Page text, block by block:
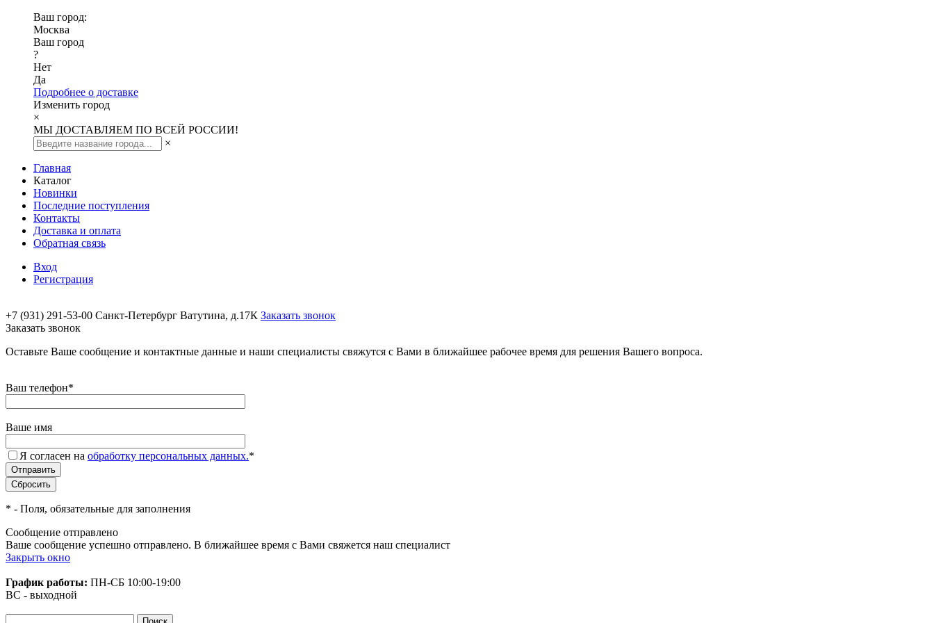
Ваш город:
Москва
Ваш город
?
Нет
Да
Подробнее о доставке
Изменить город
×
МЫ ДОСТАВЛЯЕМ ПО ВСЕЙ РОССИИ!
×
Главная
Каталог
Новинки
Последние поступления
Контакты
Доставка и оплата
Обратная связь
Вход
Регистрация
+7 (931) 291-53-00 Санкт-Петербург Ватутина, д.17К Заказать звонок
Заказать звонок
Оставьте Ваше сообщение и контактные данные и наши специалисты свяжутся с Вами в ближайшее рабочее время для решения Вашего вопроса.
Ваш телефон*
Ваше имя
Я согласен на обработку персональных данных.*
* - Поля, обязательные для заполнения
Сообщение отправлено
Ваше сообщение успешно отправлено. В ближайшее время с Вами свяжется наш специалист
Закрыть окно
График работы: ПН-СБ 10:00-19:00
ВС - выходной